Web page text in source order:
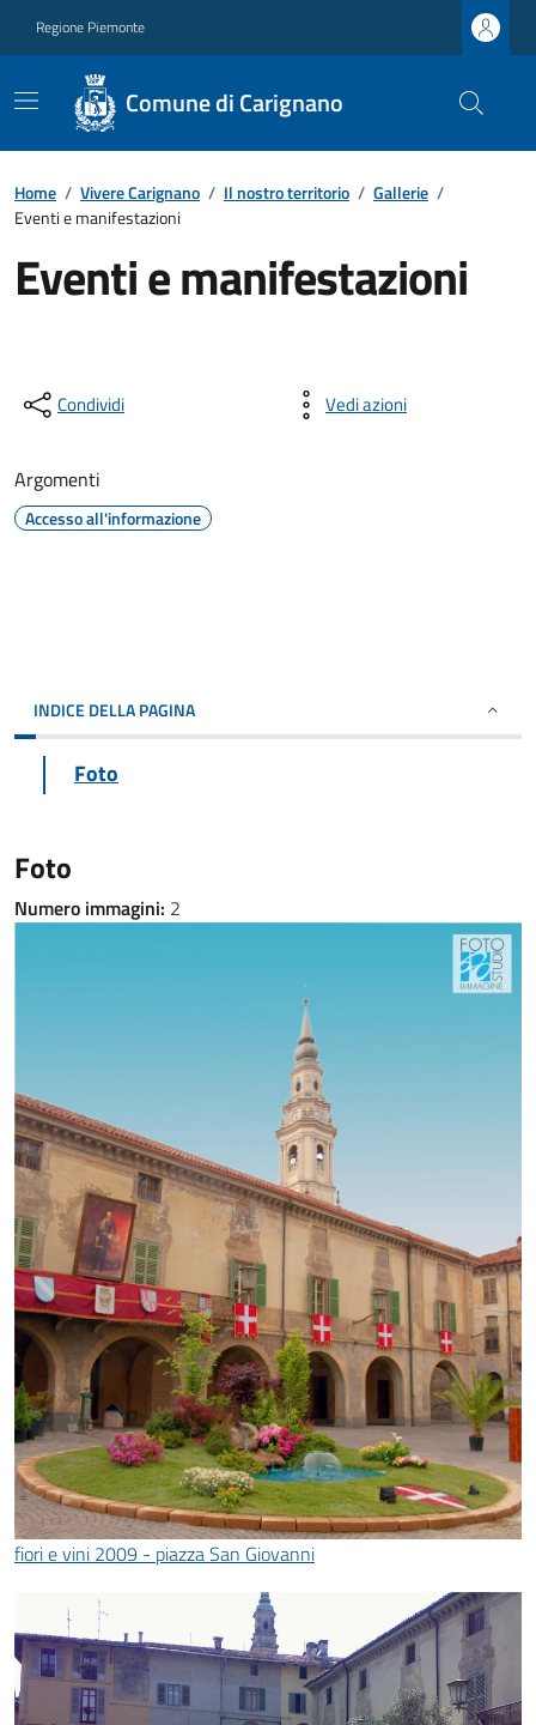
Regione Piemonte
Comune di Carignano
Home / Vivere Carignano / Il nostro territorio / Gallerie /
Eventi e manifestazioni
Eventi e manifestazioni
Condividi Vedi azioni
Argomenti
Accesso all'informazione
INDICE DELLA PAGINA
Foto
Foto
Numero immagini: 2
fiori e vini 2009 - piazza San Giovanni